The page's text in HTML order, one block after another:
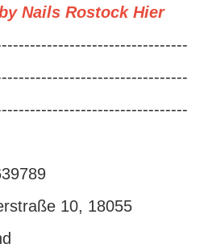
Nails Rostock Hier
10, 18055